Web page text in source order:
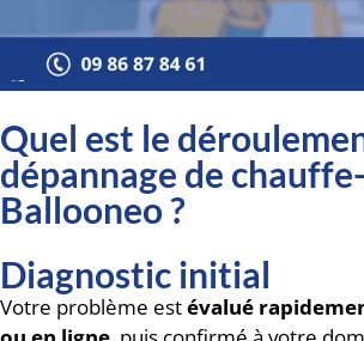
Quel est le
dépannage de
Ballooneo ?
Diagnostic initial
Votre problème estévalué